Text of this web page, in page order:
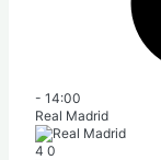
- 14:00
Real Madrid
4 0